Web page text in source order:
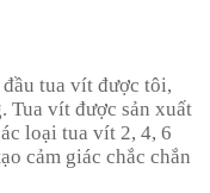
tua vít được tôi,
Tua vít được sản xuất
loại tua vít 2, 4, 6
cảm giác chắc chắn